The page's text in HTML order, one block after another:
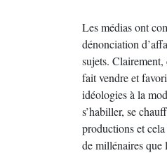
Les médias ont
dénonciation
sujets.
fait vendre et
idéologies à la
s’habiller, se
productions et
de millénaires que